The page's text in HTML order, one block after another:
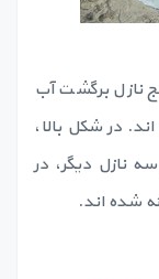
نازل برگشت آب
در شکل بالا،
نازل دیگر، در
شده اند.